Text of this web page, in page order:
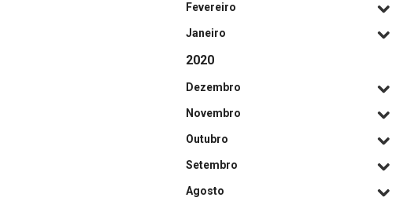
Fevereiro
Janeiro
2020
Dezembro
Novembro
Outubro
Setembro
Agosto